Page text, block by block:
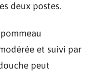
deux postes.
et suivi par
peut